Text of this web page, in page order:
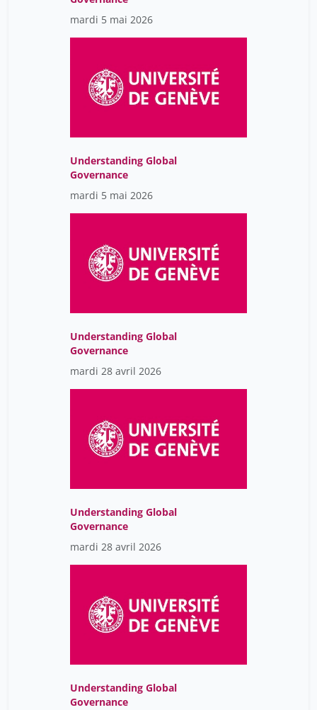
mardi 5 mai 2026
Understanding Global
Governance
mardi 5 mai 2026
Understanding Global
Governance
mardi 28 avril 2026
Understanding Global
Governance
mardi 28 avril 2026
Understanding Global
Governance